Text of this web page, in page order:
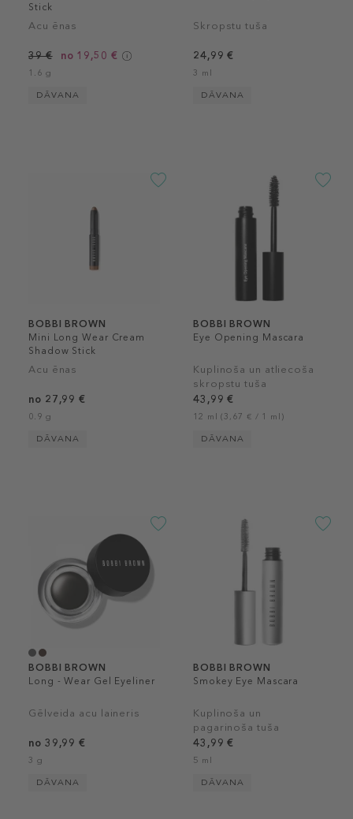
Stick
Acu ēnas
39 € no 19,50 €
1.6 g
DĀVANA
Skropstu tuša
24,99 €
3 ml
DĀVANA
BOBBI BROWN
Mini Long Wear Cream
Shadow Stick
Acu ēnas
no 27,99 €
0.9 g
DĀVANA
BOBBI BROWN
Eye Opening Mascara
Kuplinoša un atliecoša
skropstu tuša
43,99 €
12 ml (3,67 € / 1 ml)
DĀVANA
BOBBI BROWN
Long - Wear Gel Eyeliner
Gēlveida acu laineris
no 39,99 €
3 g
DĀVANA
BOBBI BROWN
Smokey Eye Mascara
Kuplinoša un
pagarinoša tuša
43,99 €
5 ml
DĀVANA